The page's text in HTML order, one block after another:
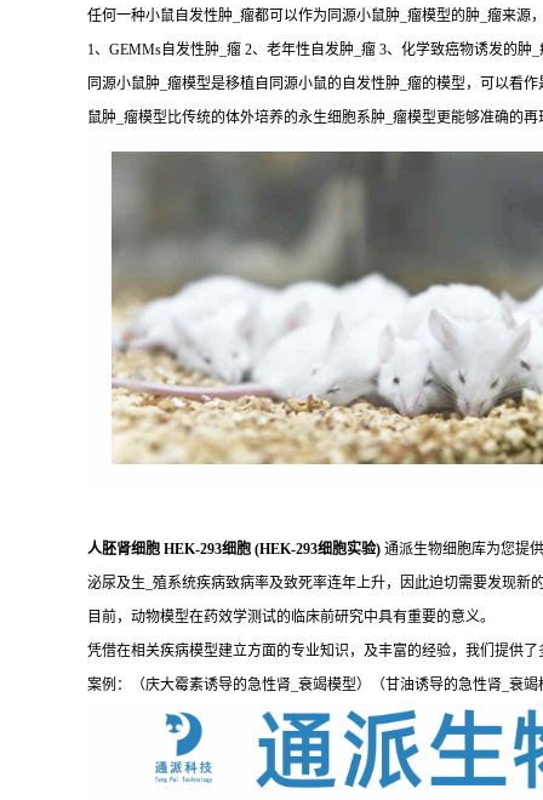
任何一种小鼠自发性肿_瘤都可以作为同源小鼠肿_瘤模型的肿_瘤来源
1、GEMMs自发性肿_瘤 2、老年性自发肿_瘤 3、化学致癌物诱发的肿_
同源小鼠肿_瘤模型是移植自同源小鼠的自发性肿_瘤的模型，可以看
鼠肿_瘤模型比传统的体外培养的永生细胞系肿_瘤模型更能够准确的
人胚肾细胞 HEK-293细胞 (HEK-293细胞实验) 通派生物细胞库为您提
泌尿及生_殖系统疾病致病率及致死率连年上升，因此迫切需要发现新
目前，动物模型在药效学测试的临床前研究中具有重要的意义。
凭借在相关疾病模型建立方面的专业知识，及丰富的经验，我们提供
案例：（庆大霉素诱导的急性肾_衰竭模型）（甘油诱导的急性肾_衰